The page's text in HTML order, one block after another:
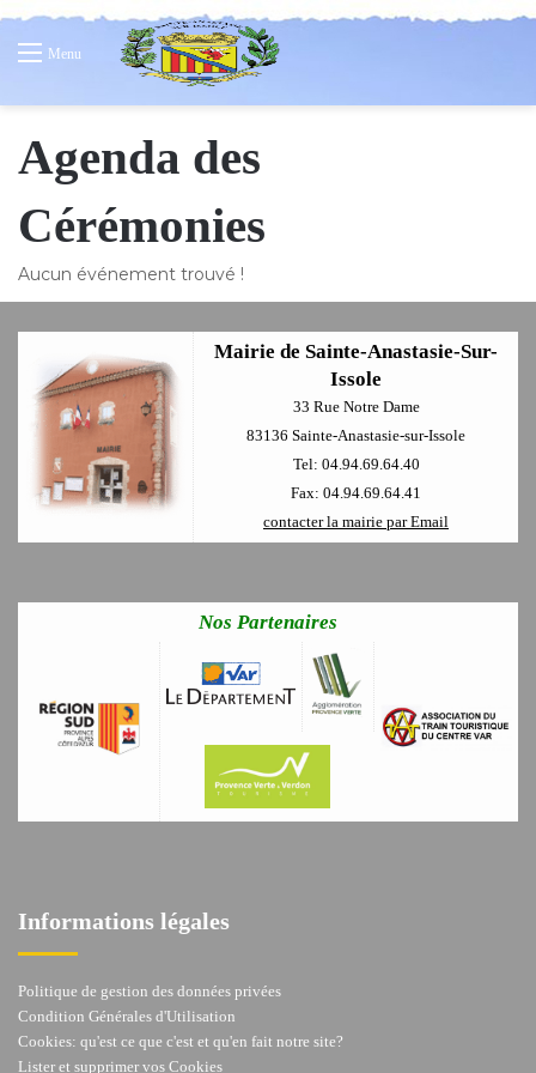
Menu
Agenda des
Cérémonies
Aucun événement trouvé !
Mairie de Sainte-Anastasie-Sur-
Issole
33 Rue Notre Dame
83136 Sainte-Anastasie-sur-Issole
Tel: 04.94.69.64.40
Fax: 04.94.69.64.41
contacter la mairie par Email
Nos Partenaires
Informations légales
Politique de gestion des données privées
Condition Générales d'Utilisation
Cookies: qu'est ce que c'est et qu'en fait notre site?
Lister et supprimer vos Cookies